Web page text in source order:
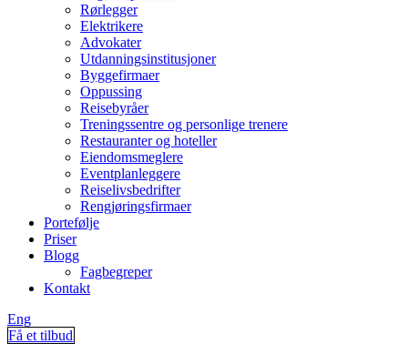
Rørlegger
Elektrikere
Advokater
Utdanningsinstitusjoner
Byggefirmaer
Oppussing
Reisebyråer
Treningssentre og personlige trenere
Restauranter og hoteller
Eiendomsmeglere
Eventplanleggere
Reiselivsbedrifter
Rengjøringsfirmaer
Portefølje
Priser
Blogg
Fagbegreper
Kontakt
Eng
Få et tilbud